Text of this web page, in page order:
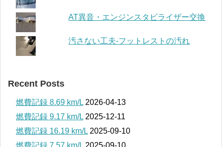
AT異音・エンジンスタビライザー交換
汚さない工夫-フットレストの汚れ
Recent Posts
燃費記録 8.69 km/L 2026-04-13
燃費記録 9.17 km/L 2025-12-11
燃費記録 16.19 km/L 2025-09-10